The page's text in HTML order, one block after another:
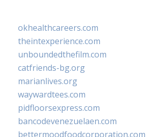
okhealthcareers.com
theintexperience.com
unboundedthefilm.com
catfriends-bg.org
marianlives.org
waywardtees.com
pidfloorsexpress.com
bancodevenezuelaen.com
bettermoodfoodcorporation.com